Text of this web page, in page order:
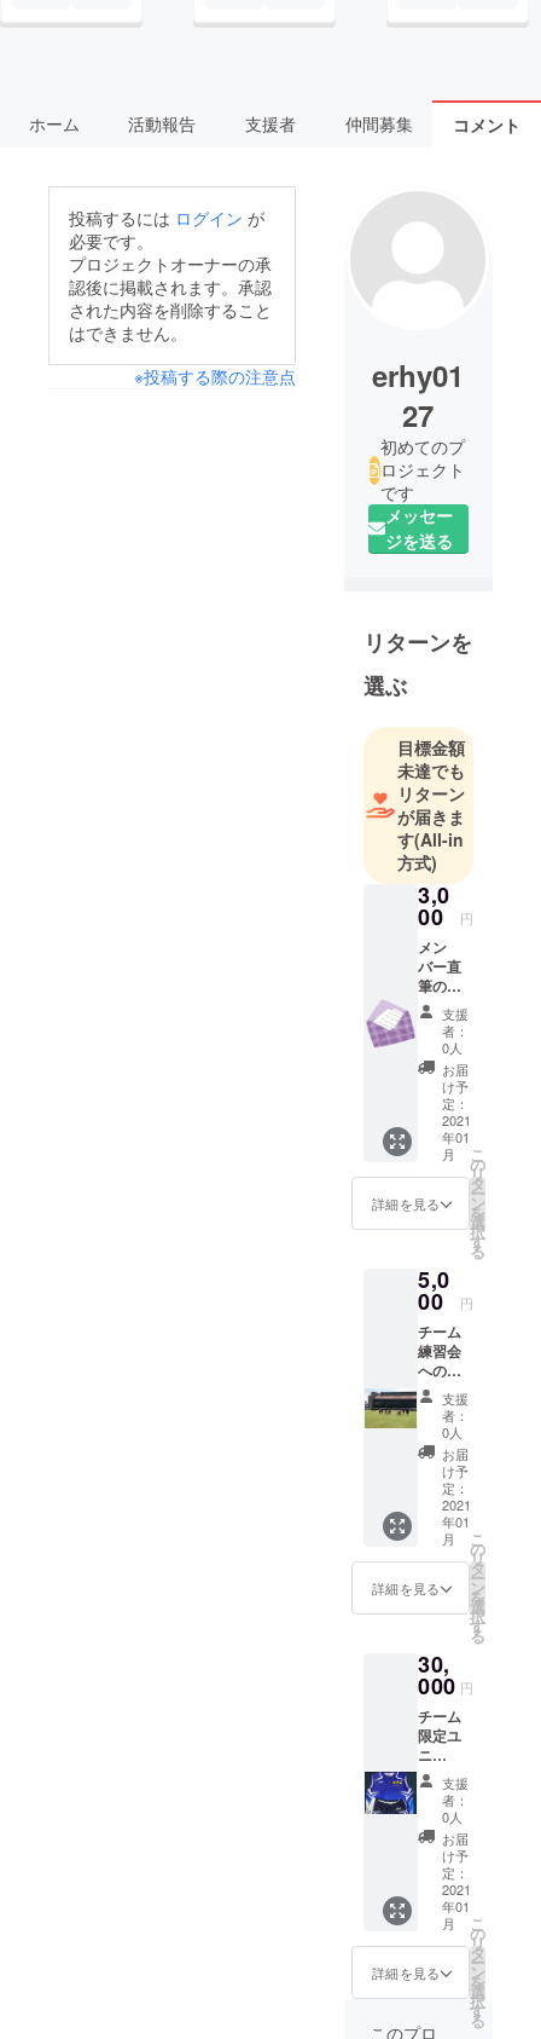
ホーム 活動報告 支援者 仲間募集 コメント
投稿するには ログイン が
必要です。
プロジェクトオーナーの承
認後に掲載されます。承認
された内容を削除すること
はできません。
※投稿する際の注意点
erhy01
27
初めてのプ
ロジェクト
です
メッセー
ジを送る
リターンを
選ぶ
目標金額
未達でも
リターン
が届きま
す(All-in
方式)
3,0
00 円
メン
バー直
筆の感
謝のお
手紙を
送付し
ます✉ ※
画像
は、い
らすと
や 様
より参
照
支援
者：
0人
お届
け予
定：
2021
年01
月
詳細を見る
こ
の
リ
タ
ー
ン
を
選
択
す
る
5,0
00 円
チーム
練習会
への見
学・体
験@大
和なで
しこス
ポーツ
セン
ター ※
初心
者、ブ
ランク
の長い
方、ど
迎です
※運動
を、陸
上をと
ことん
楽しみ
ましょ
う ※毎
10:00〜
13:00で
の土曜
日練習
にご参
加いた
だけま
す ※交
願いま
支援
者：
0人
お届
け予
定：
2021
年01
月
詳細を見る
こ
の
リ
タ
ー
ン
を
選
択
す
る
30,
000 円
チーム
限定ユ
ニ
フォー
ム(定価
5000円)
の提供
※販売許
可有
※SAC限
定のた
め通常
では買
えない
値があ
支援
者：
0人
お届
け予
定：
2021
年01
月
詳細を見る
こ
の
リ
タ
ー
ン
を
選
択
す
る
このプロ